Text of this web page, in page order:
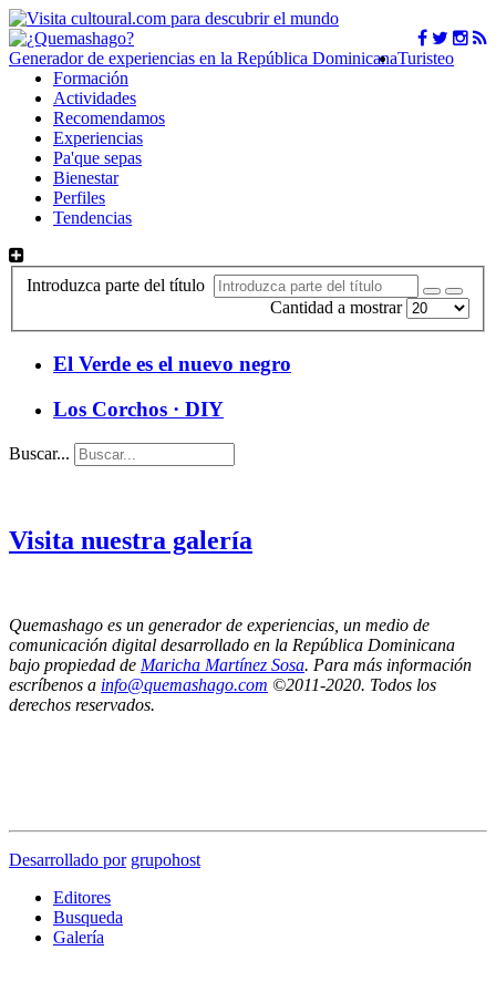
Generador de experiencias en la República DominicanaTuristeo
Formación
Actividades
Recomendamos
Experiencias
Pa'que sepas
Bienestar
Perfiles
Tendencias
Introduzca parte del título
Cantidad a mostrar
El Verde es el nuevo negro
Los Corchos · DIY
Buscar...
Visita nuestra galería
Quemashago es un generador de experiencias, un medio de
comunicación digital desarrollado en la República Dominicana
bajo propiedad de Maricha Martínez Sosa. Para más información
escríbenos a info@quemashago.com ©2011-2020. Todos los
derechos reservados.
Desarrollado por grupohost
Editores
Busqueda
Galería